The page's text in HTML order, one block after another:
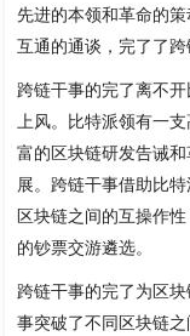
先进的本领和革命的
互通的通谈，完了了跨
跨链干事的完了离不
上风。比特派领有一
富的区块链研发告诫
展。跨链干事借助比
区块链之间的互操作
的钞票交游遴选。
跨链干事的完了为区
事突破了不同区块链